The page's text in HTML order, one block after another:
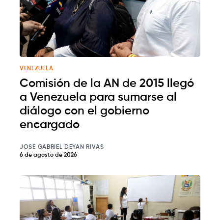
VENEZUELA
Comisión de la AN de 2015 llegó
a Venezuela para sumarse al
diálogo con el gobierno
encargado
JOSE GABRIEL DEYAN RIVAS
6 de agosto de 2026